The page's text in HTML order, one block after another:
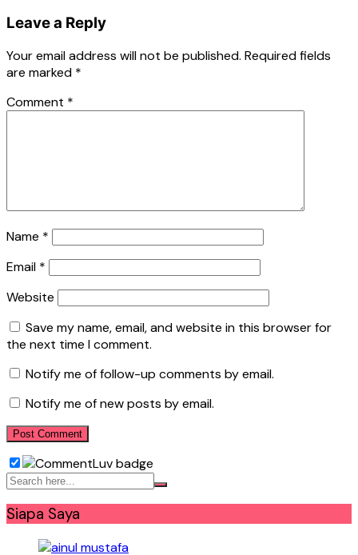
Leave a Reply
Your email address will not be published. Required fields
are marked *
Comment *
Name *
Email *
Website
Save my name, email, and website in this browser for
the next time I comment.
Notify me of follow-up comments by email.
Notify me of new posts by email.
Siapa Saya